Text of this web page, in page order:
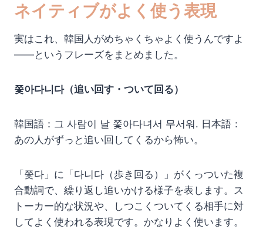
ネイティブがよく使う表現
実はこれ、韓国人がめちゃくちゃよく使うんですよ
——というフレーズをまとめました。
쫓아다니다（追い回す・ついて回る）
韓国語：그 사람이 날 쫓아다녀서 무서워. 日本語：
あの人がずっと追い回してくるから怖い。
「쫓다」に「다니다（歩き回る）」がくっついた複
合動詞で、繰り返し追いかける様子を表します。ス
トーカー的な状況や、しつこくついてくる相手に対
してよく使われる表現です。かなりよく使います。